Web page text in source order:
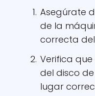
Asegúrate
de la
correcta
Verifica
del disco
lugar